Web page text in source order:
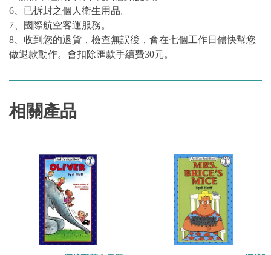
6、已拆封之個人衛生用品。
7、國際航空客運服務。
8、收到您的退貨，檢查無誤後，會在七個工作日儘快幫您
做退款動作。會扣除匯款手續費30元。
相關產品